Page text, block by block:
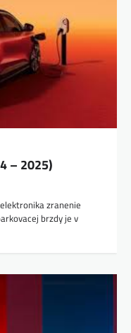
– 2025)
zranenie
brzdy je v